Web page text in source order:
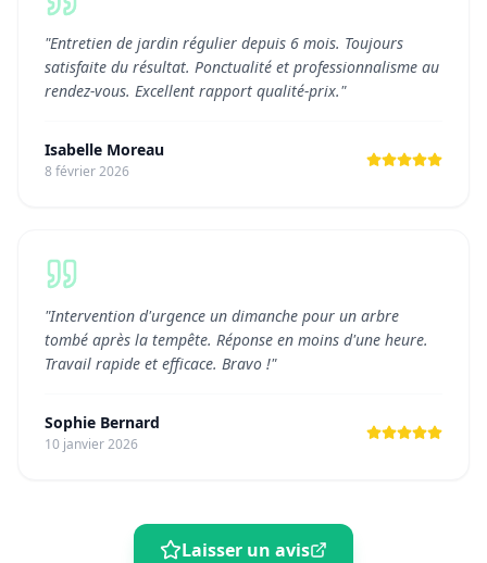
"Entretien de jardin régulier depuis 6 mois. Toujours
satisfaite du résultat. Ponctualité et professionnalisme au
rendez-vous. Excellent rapport qualité-prix."
Isabelle Moreau
8 février 2026
"Intervention d'urgence un dimanche pour un arbre
tombé après la tempête. Réponse en moins d'une heure.
Travail rapide et efficace. Bravo !"
Sophie Bernard
10 janvier 2026
Laisser un avis